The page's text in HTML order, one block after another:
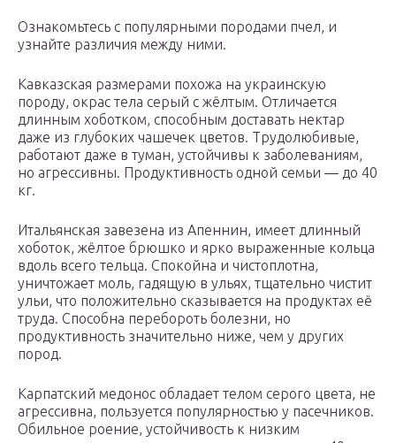
Ознакомьтесь с популярными породами пчел, и
узнайте различия между ними.
Кавказская размерами похожа на украинскую
породу, окрас тела серый с жёлтым. Отличается
длинным хоботком, способным доставать нектар
даже из глубоких чашечек цветов. Трудолюбивые,
работают даже в туман, устойчивы к заболеваниям,
но агрессивны. Продуктивность одной семьи — до 40
кг.
Итальянская завезена из Апеннин, имеет длинный
хоботок, жёлтое брюшко и ярко выраженные кольца
вдоль всего тельца. Спокойна и чистоплотна,
уничтожает моль, гадящую в ульях, тщательно чистит
ульи, что положительно сказывается на продуктах её
труда. Способна перебороть болезни, но
продуктивность значительно ниже, чем у других
пород.
Карпатский медонос обладает телом серого цвета, не
агрессивна, пользуется популярностью у пасечников.
Обильное роение, устойчивость к низким